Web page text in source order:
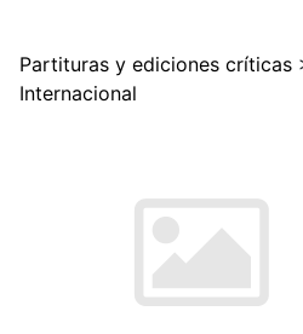
Partituras y ediciones críticas
Internacional